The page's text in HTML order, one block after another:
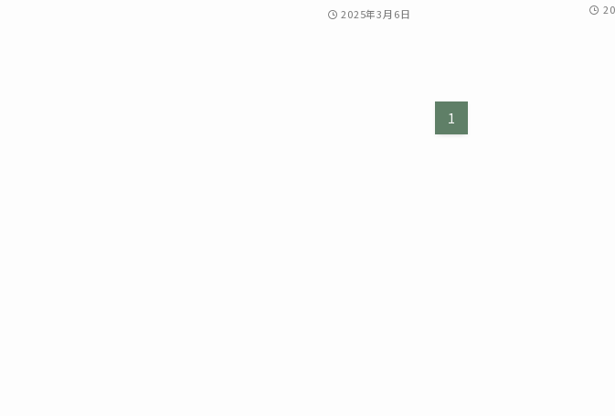
2025年3月6日
1